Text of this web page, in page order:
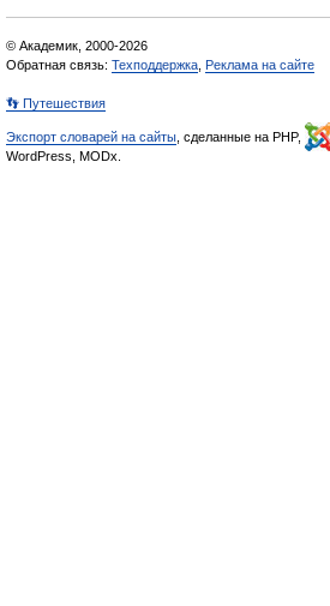
© Академик, 2000-2026
Обратная связь: Техподдержка Реклама на сайте
👣 Путешествия
Экспорт словарей на сайты , сделанные на PHP,
WordPress, MODx.